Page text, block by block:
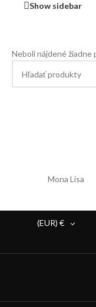
Show sidebar
Neboli nájdené žiadne
Mona Lisa
(EUR) €